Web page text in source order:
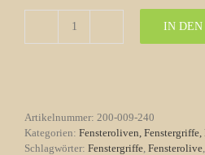
Fensterreiber
IN DEN
Artikelnummer: 200-009-240
Kategorien: Fensteroliven, Fenstergriffe,
Schlagwörter: Fenstergriffe Fensterolive